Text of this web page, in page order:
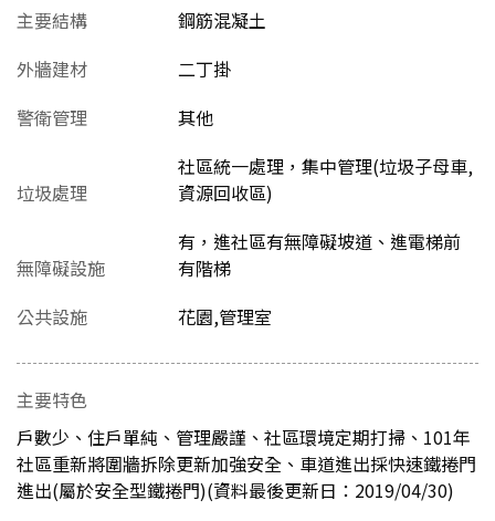
主要結構
鋼筋混凝土
外牆建材
二丁掛
警衛管理
其他
垃圾處理
社區統一處理，集中管理(垃圾子母車,
資源回收區)
無障礙設施
有，進社區有無障礙坡道、進電梯前
有階梯
公共設施
花園,管理室
主要特色
戶數少、住戶單純、管理嚴謹、社區環境定期打掃、101年
社區重新將圍牆拆除更新加強安全、車道進出採快速鐵捲門
進出(屬於安全型鐵捲門)(資料最後更新日：2019/04/30)